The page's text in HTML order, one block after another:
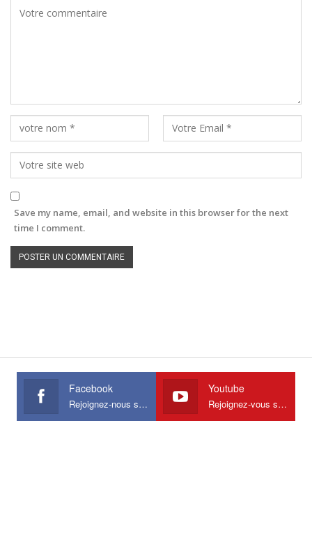
Save my name, email, and website in this browser for the next
time I comment.
Facebook
Rejoignez-nous sur Facebook
Youtube
Rejoignez-vous sur Youtube